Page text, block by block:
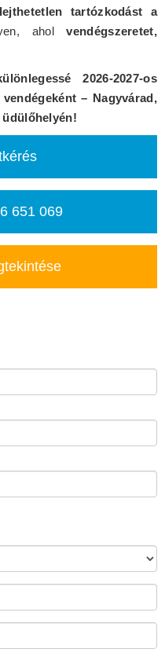
tartózkodást a
aholvendégszeretet,
2026-2027-os
– Nagyvárad,
651 069